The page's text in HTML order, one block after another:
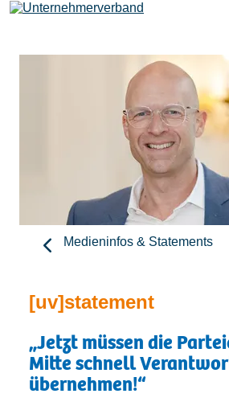
Leistungen
[uv]campus |
Verband
Kontakt
Medieninfos & Statements
[uv]statement
„Jetzt müssen die
Mitte schnell
übernehmen!“